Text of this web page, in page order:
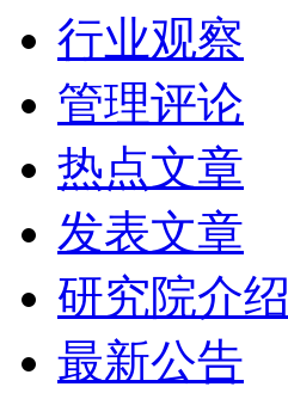
行业观察
管理评论
热点文章
发表文章
研究院介绍
最新公告